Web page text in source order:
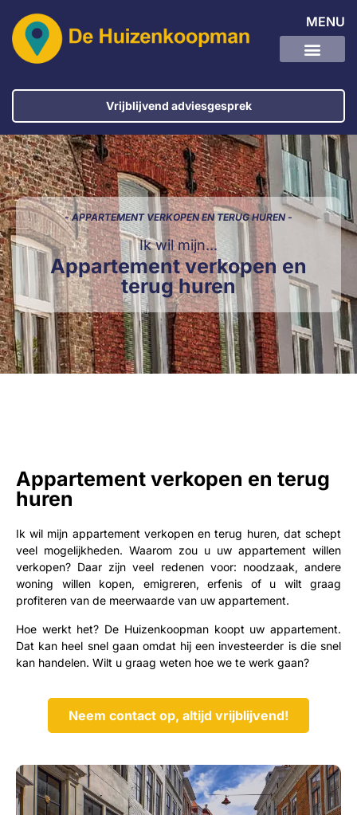
MENU
Vrijblijvend adviesgesprek
- APPARTEMENT VERKOPEN EN TERUG HUREN -
Ik wil mijn...
Appartement verkopen en
terug huren
Appartement verkopen en terug
huren
Ik wil mijn appartement verkopen en terug huren, dat schept
veel mogelijkheden. Waarom zou u uw appartement willen
verkopen? Daar zijn veel redenen voor: noodzaak, andere
woning willen kopen, emigreren, erfenis of u wilt graag
profiteren van de meerwaarde van uw appartement.
Hoe werkt het? De Huizenkoopman koopt uw appartement.
Dat kan heel snel gaan omdat hij een investeerder is die snel
kan handelen. Wilt u graag weten hoe we te werk gaan?
Neem contact op, altijd vrijblijvend!